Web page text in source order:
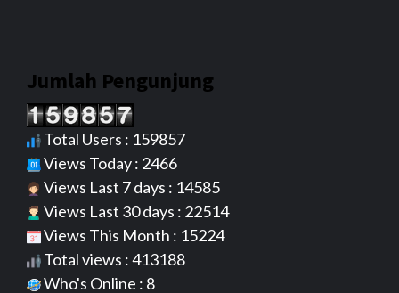
Jumlah Pengunjung
Total Users : 159857
Views Today : 2466
Views Last 7 days : 14585
Views Last 30 days : 22514
Views This Month : 15224
Total views : 413188
Who's Online : 8